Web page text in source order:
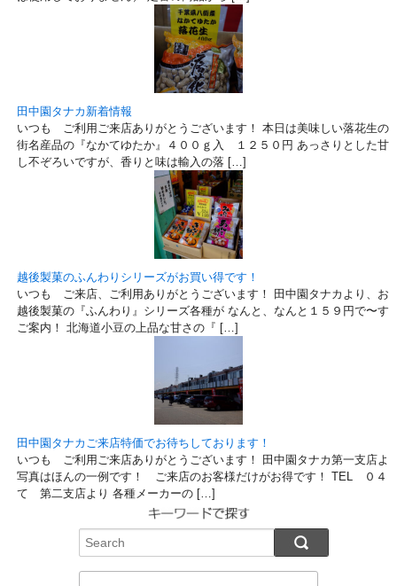
田中園タナカ新着情報
いつも ご利用ご来店ありがとうございます！ 本日は美味しい落花生の
街名産品の『なかてゆたか』４００ｇ入 １２５０円 あっさりとした甘
し不ぞろいですが、香りと味は輸入の落 […]
越後製菓のふんわりシリーズがお買い得です！
いつも ご来店、ご利用ありがとうございます！ 田中園タナカより、お
越後製菓の『ふんわり』シリーズ各種が なんと、なんと１５９円で〜す
ご案内！ 北海道小豆の上品な甘さの『 […]
田中園タナカご来店特価でお待ちしております！
いつも ご利用ご来店ありがとうございます！ 田中園タナカ第一支店
写真はほんの一例です！ ご来店のお客様だけがお得です！ TEL ０４
て 第二支店より 各種メーカーの […]